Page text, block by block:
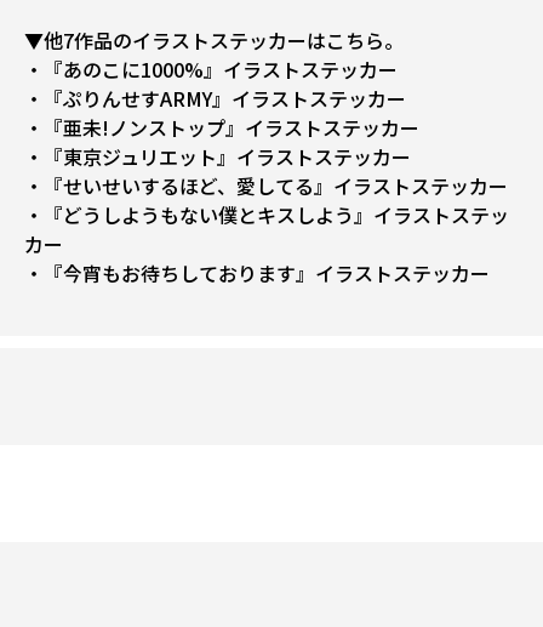
▼他7作品のイラストステッカーはこちら。
・『あのこに1000%』イラストステッカー
・『ぷりんせすARMY』イラストステッカー
・『亜未!ノンストップ』イラストステッカー
・『東京ジュリエット』イラストステッカー
・『せいせいするほど、愛してる』イラストステッカー
・『どうしようもない僕とキスしよう』イラストステッ
カー
・『今宵もお待ちしております』イラストステッカー